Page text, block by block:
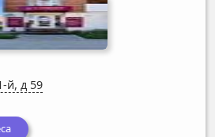
й, д 59